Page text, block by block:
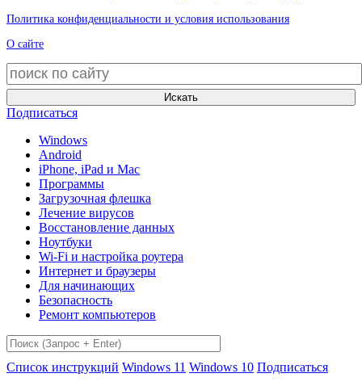
Политика конфиденциальности и условия использования
О сайте
Искать
Подписаться
Windows
Android
iPhone, iPad и Mac
Программы
Загрузочная флешка
Лечение вирусов
Восстановление данных
Ноутбуки
Wi-Fi и настройка роутера
Интернет и браузеры
Для начинающих
Безопасность
Ремонт компьютеров
Список инструкций Windows 11 Windows 10 Подписаться